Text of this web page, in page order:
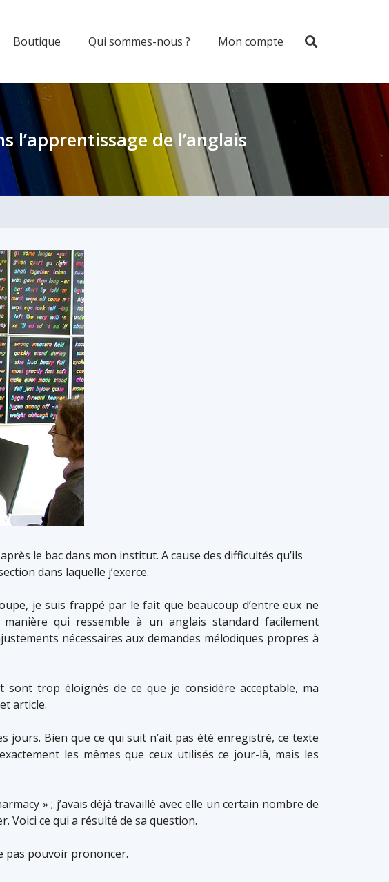
Boutique Qui sommes-nous ? Mon compte
de l’anglais
le bac dans mon institut. A cause des difficultés qu’ils
dans laquelle j’exerce.
je suis frappé par le fait que beaucoup d’entre eux ne
qui ressemble à un anglais standard facilement
nécessaires aux demandes mélodiques propres à
trop éloignés de ce que je considère acceptable, ma
article.
Bien que ce qui suit n’ait pas été enregistré, ce texte
les mêmes que ceux utilisés ce jour-là, mais les
» ; j’avais déjà travaillé avec elle un certain nombre de
Voici ce qui a résulté de sa question.
pas pouvoir prononcer.